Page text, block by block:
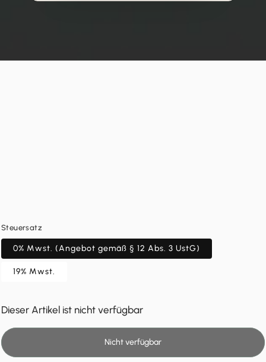
Steuersatz
0% Mwst. (Angebot gemäß § 12 Abs. 3 UstG)
19% Mwst.
Dieser Artikel ist nicht verfügbar
Nicht verfügbar